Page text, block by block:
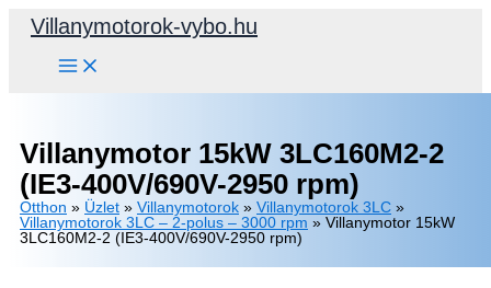
SkipVillanymotorok-vybo.hu
Villanymotor 15kW 3LC160M2-2
(IE3-400V/690V-2950 rpm)
Otthon » Üzlet » Villanymotorok » Villanymotorok 3LC »
Villanymotorok 3LC – 2-polus – 3000 rpm » Villanymotor 15kW
3LC160M2-2 (IE3-400V/690V-2950 rpm)